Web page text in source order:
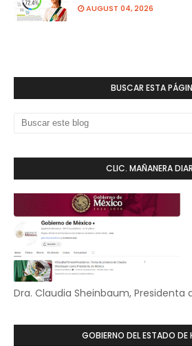
AUGUST 04, 2026
BUSCAR ESTA
CLIC. MAÑANERA
Dra. Claudia Sheinbaum, Presidenta
GOBIERNO DEL ESTADO DE